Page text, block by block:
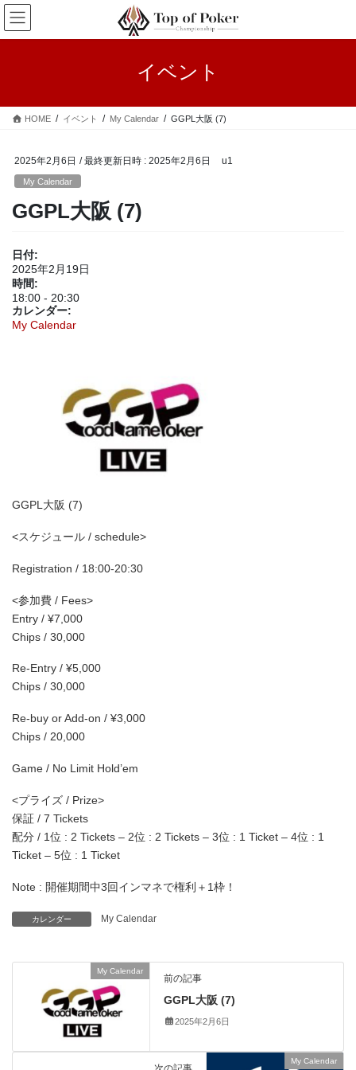
コ
ン
テ
ス
ナ
ビ
ゲ
ン
イベント
HOME イベント My Calendar GGPL大阪 (7)
2025年2月6日 / 最終更新日時 : 2025年2月6日 u1
My Calendar
GGPL大阪 (7)
日付:
2025年2月19日
時間:
18:00 - 20:30
カレンダー:
My Calendar
GGPL大阪 (7)
<スケジュール / schedule>
Registration / 18:00-20:30
<参加費 / Fees>
Entry / ¥7,000
Chips / 30,000
Re-Entry / ¥5,000
Chips / 30,000
Re-buy or Add-on / ¥3,000
Chips / 20,000
Game / No Limit Hold’em
<プライズ / Prize>
保証 / 7 Tickets
配分 / 1位 : 2 Tickets – 2位 : 2 Tickets – 3位 : 1 Ticket – 4位 : 1
Ticket – 5位 : 1 Ticket
Note : 開催期間中3回インマネで権利＋1枠！
カレンダー My Calendar
My Calendar
前の記事
GGPL大阪 (7)
2025年2月6日
My Calendar